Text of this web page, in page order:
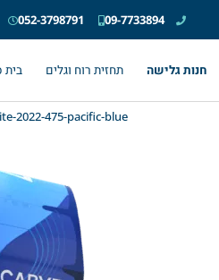
09-7733894
052-3798791
חנות גלישה תחזית רוח וגלים בית
2022-475-pacific-blue